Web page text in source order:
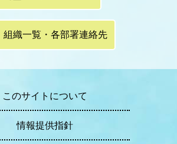
組織一覧・各部署連絡先
このサイトについて
情報提供指針